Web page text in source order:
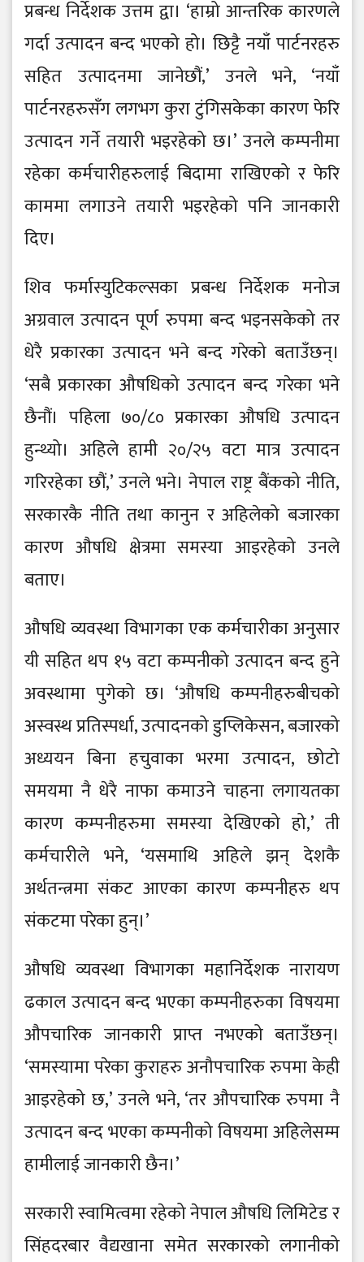
प्रबन्ध निर्देशक उत्तम द्वा। ‘हाम्रो आन्तरिक कारणले
गर्दा उत्पादन बन्द भएको हो। छिट्टै नयाँ पार्टनरहरु
सहित उत्पादनमा जानेछौं,’ उनले भने, ‘नयाँ
पार्टनरहरुसँग लगभग कुरा टुंगिसकेका कारण फेरि
उत्पादन गर्ने तयारी भइरहेको छ।’ उनले कम्पनीमा
रहेका कर्मचारीहरुलाई बिदामा राखिएको र फेरि
काममा लगाउने तयारी भइरहेको पनि जानकारी
दिए।
शिव फर्मास्युटिकल्सका प्रबन्ध निर्देशक मनोज
अग्रवाल उत्पादन पूर्ण रुपमा बन्द भइनसकेको तर
धेरै प्रकारका उत्पादन भने बन्द गरेको बताउँछन्।
‘सबै प्रकारका औषधिको उत्पादन बन्द गरेका भने
छैनौं। पहिला ७०/८० प्रकारका औषधि उत्पादन
हुन्थ्यो। अहिले हामी २०/२५ वटा मात्र उत्पादन
गरिरहेका छौं,’ उनले भने। नेपाल राष्ट्र बैंकको नीति,
सरकारकै नीति तथा कानुन र अहिलेको बजारका
कारण औषधि क्षेत्रमा समस्या आइरहेको उनले
बताए।
औषधि व्यवस्था विभागका एक कर्मचारीका अनुसार
यी सहित थप १५ वटा कम्पनीको उत्पादन बन्द हुने
अवस्थामा पुगेको छ। ‘औषधि कम्पनीहरुबीचको
अस्वस्थ प्रतिस्पर्धा, उत्पादनको डुप्लिकेसन, बजारको
अध्ययन बिना हचुवाका भरमा उत्पादन, छोटो
समयमा नै धेरै नाफा कमाउने चाहना लगायतका
कारण कम्पनीहरुमा समस्या देखिएको हो,’ ती
कर्मचारीले भने, ‘यसमाथि अहिले झन् देशकै
अर्थतन्त्रमा संकट आएका कारण कम्पनीहरु थप
संकटमा परेका हुन्।’
औषधि व्यवस्था विभागका महानिर्देशक नारायण
ढकाल उत्पादन बन्द भएका कम्पनीहरुका विषयमा
औपचारिक जानकारी प्राप्त नभएको बताउँछन्।
‘समस्यामा परेका कुराहरु अनौपचारिक रुपमा केही
आइरहेको छ,’ उनले भने, ‘तर औपचारिक रुपमा नै
उत्पादन बन्द भएका कम्पनीको विषयमा अहिलेसम्म
हामीलाई जानकारी छैन।’
सरकारी स्वामित्वमा रहेको नेपाल औषधि लिमिटेड र
सिंहदरबार वैद्यखाना समेत सरकारको लगानीको